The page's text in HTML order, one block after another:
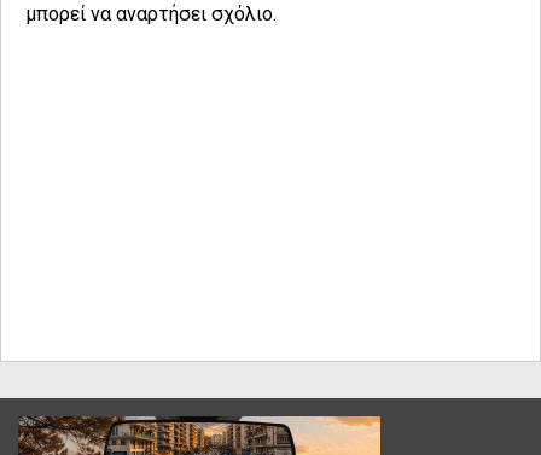
μπορεί να αναρτήσει σχόλιο.